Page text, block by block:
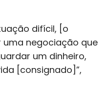
difícil, [o
negociação que
um dinheiro,
[consignado]”,